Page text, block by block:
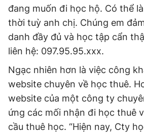
đang muốn đi học hộ. Có thể
thời tuỳ anh chị. Chúng em
danh đầy đủ và học tập cẩn
liên hệ: 097.95.95.xxx.
Ngạc nhiên hơn là việc công
website chuyên về học thuê.
website của một công ty
ứng các mối nhận đi học thuê
cầu thuê học. “Hiện nay, Cty